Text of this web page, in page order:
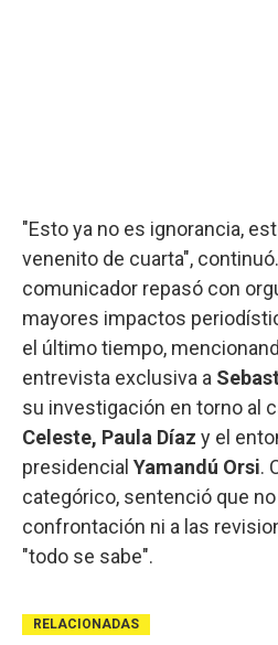
"Esto ya no es ignorancia,
venenito de cuarta",
comunicador repasó con
mayores impactos
el último tiempo,
entrevista exclusiva a
su investigación en torno al
Celeste, Paula Díaz y el
presidencial Yamandú Orsi.
categórico, sentenció que
confrontación ni a las
"todo se sabe".
RELACIONADAS